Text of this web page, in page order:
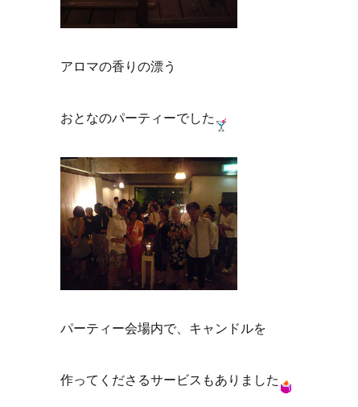
アロマの香りの漂う
おとなのパーティーでした
パーティー会場内で、キャンドルを
作ってくださるサービスもありました